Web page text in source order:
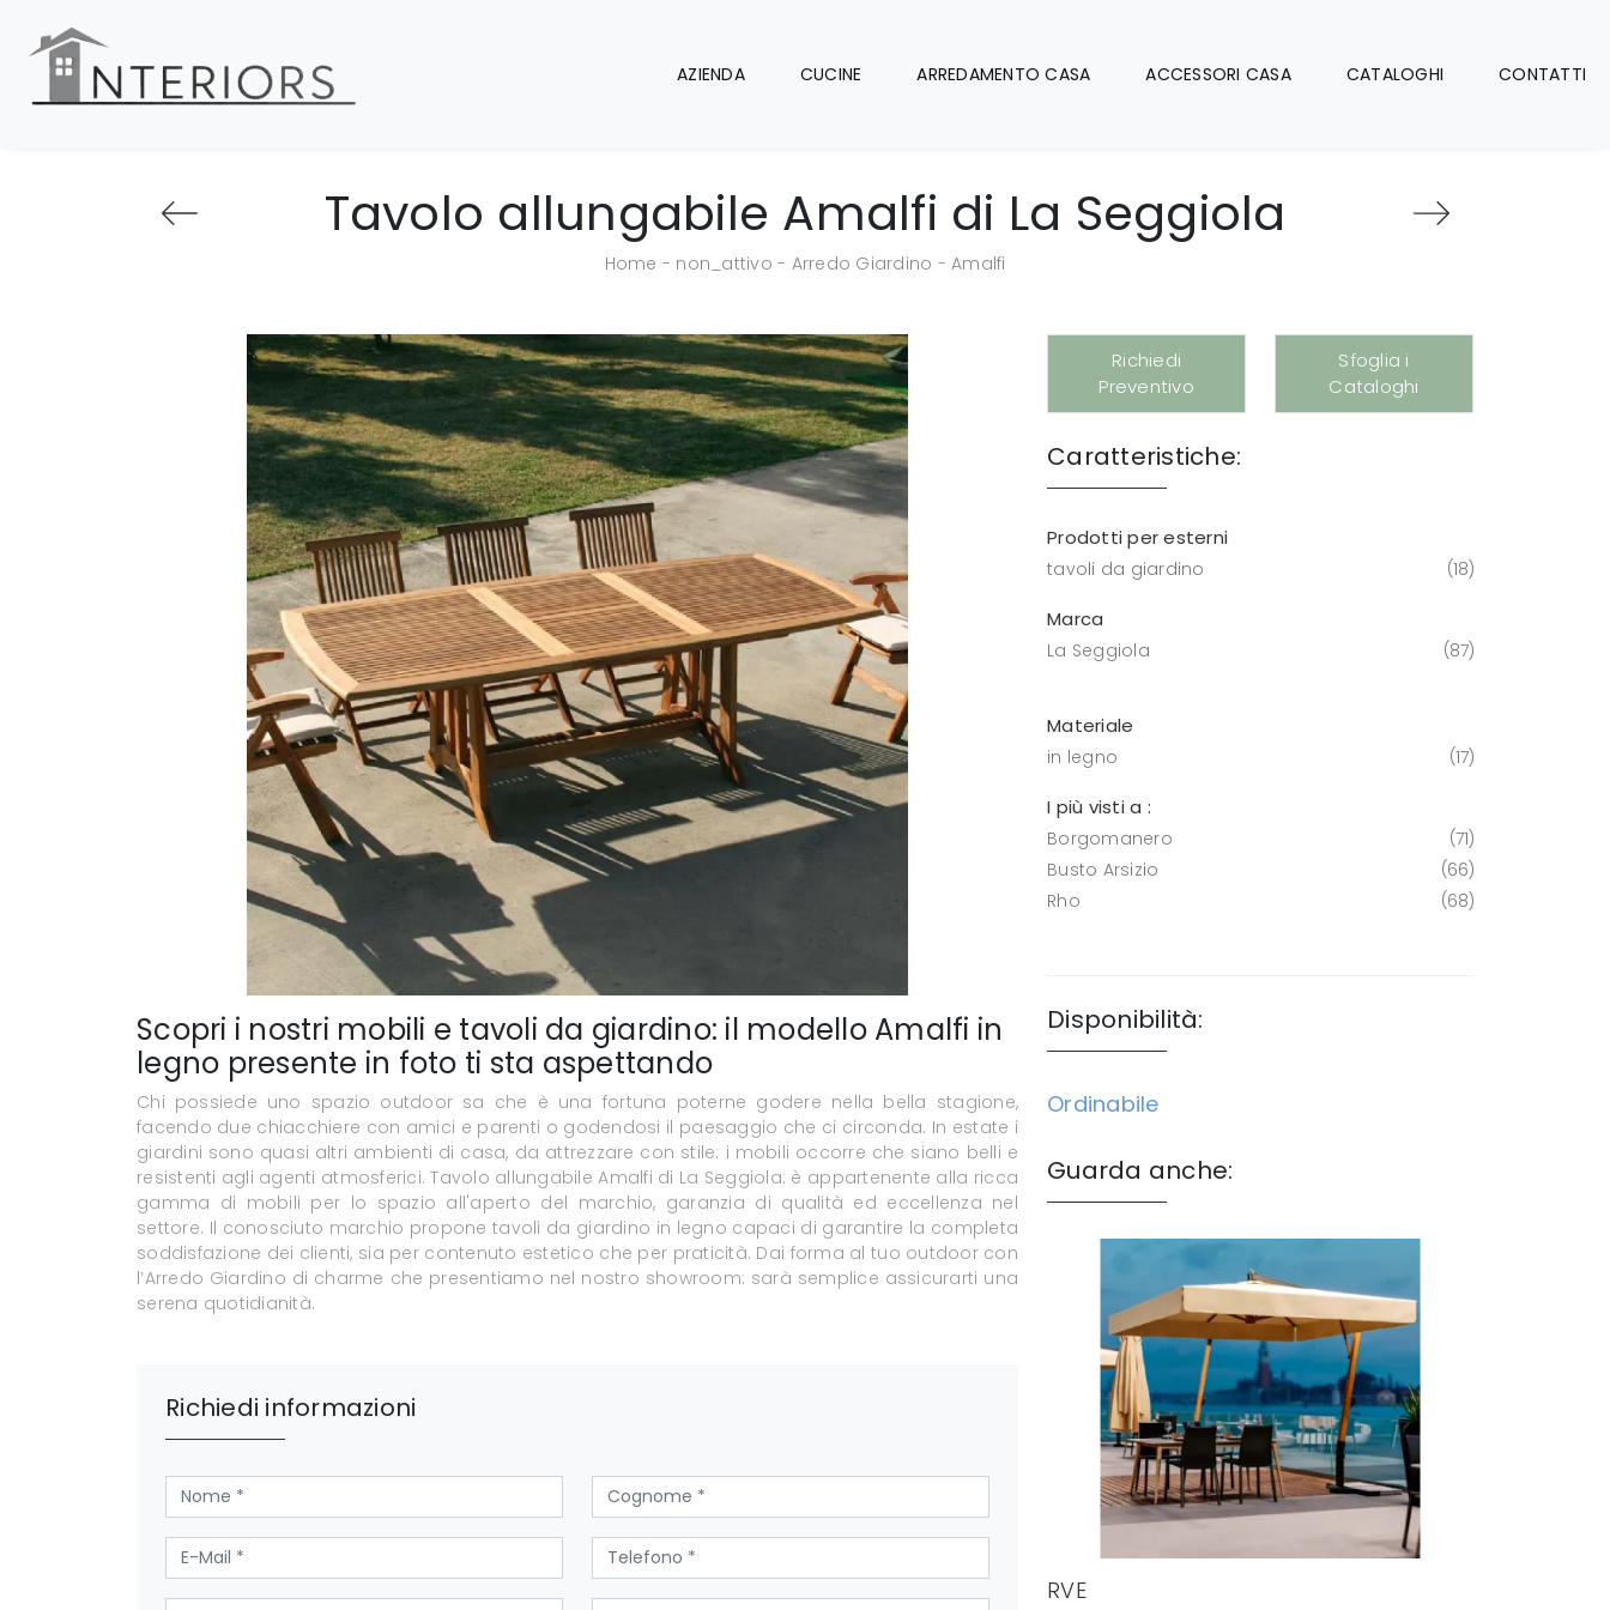
AZIENDA CUCINE ARREDAMENTO CASA ACCESSORI CASA CATALOGHI CONTATTI
Tavolo allungabile Amalfi di La Seggiola
Home - non_attivo - Arredo Giardino - Amalfi
Scopri i nostri mobili e tavoli da giardino: il modello Amalfi in
legno presente in foto ti sta aspettando
Chi possiede uno spazio outdoor sa che è una fortuna poterne godere nella bella stagione,
facendo due chiacchiere con amici e parenti o godendosi il paesaggio che ci circonda. In estate i
giardini sono quasi altri ambienti di casa, da attrezzare con stile: i mobili occorre che siano belli e
resistenti agli agenti atmosferici. Tavolo allungabile Amalfi di La Seggiola: è appartenente alla ricca
gamma di mobili per lo spazio all'aperto del marchio, garanzia di qualità ed eccellenza nel
settore. Il conosciuto marchio propone tavoli da giardino in legno capaci di garantire la completa
soddisfazione dei clienti, sia per contenuto estetico che per praticità. Dai forma al tuo outdoor con
l’Arredo Giardino di charme che presentiamo nel nostro showroom: sarà semplice assicurarti una
serena quotidianità.
Richiedi informazioni
Richiedi
Preventivo
Sfoglia i
Cataloghi
Caratteristiche:
Prodotti per esterni
tavoli da giardino 18
Marca
La Seggiola 87
Materiale
in legno 17
I più visti a :
Borgomanero
71
Busto Arsizio
66
Rho
68
Disponibilità:
Ordinabile
Guarda anche:
RVE